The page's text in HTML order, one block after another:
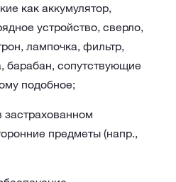
как аккумулятор,
устройство, сверло,
лампочка, фильтр,
барабан, сопутствующие
подобное;
застрахованном
предметы (напр.,